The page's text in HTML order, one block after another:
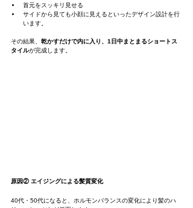
首元をスッキリ見せる
サイドから見ても小顔に見えるといったデザイン設計を行
います。
その結果、 乾かすだけで内に入り、1日中まとまるショートス
タイルが完成します。
原因② エイジングによる髪質変化
40代・50代になると、ホルモンバランスの変化により髪のハ